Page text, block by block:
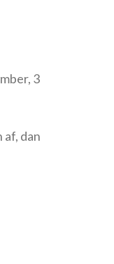
3
af, dan